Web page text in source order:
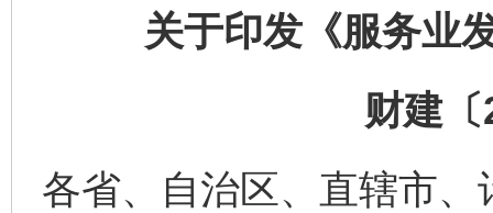
关于印发《服务业
财建
各省、自治区、直辖市